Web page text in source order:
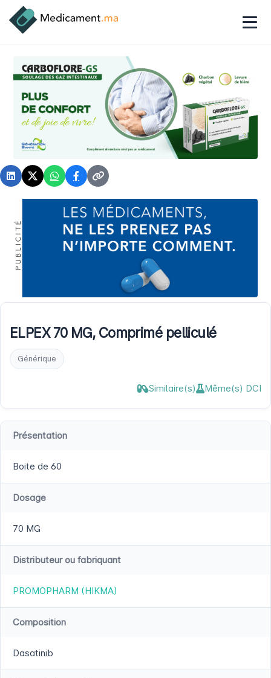
ELPEX 70 MG, Comprimé pelliculé
Générique
Similaire(s) Même(s) DCI
Présentation
Boite de 60
Dosage
70 MG
Distributeur ou fabriquant
PROMOPHARM (HIKMA)
Composition
Dasatinib